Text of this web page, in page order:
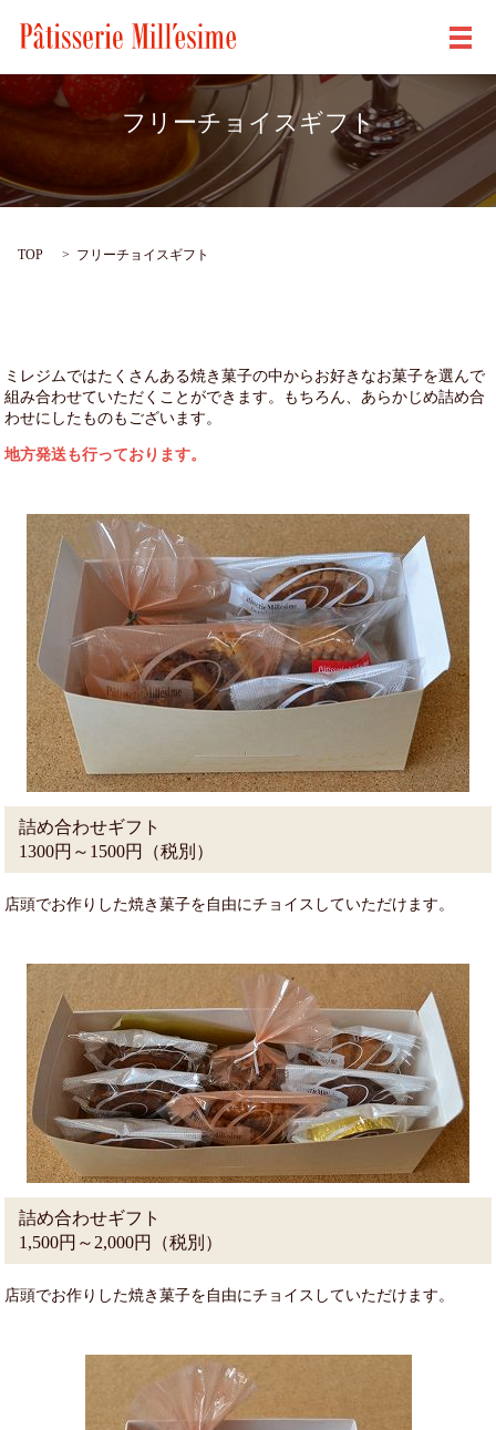
メ
フリーチョイスギフト
TOP フリーチョイスギフト
ミレジムではたくさんある焼き菓子の中からお好きなお菓子を選んで
組み合わせていただくことができます。もちろん、あらかじめ詰め合
わせにしたものもございます。
地方発送も行っております。
詰め合わせギフト
1300円～1500円（税別）
店頭でお作りした焼き菓子を自由にチョイスしていただけます。
詰め合わせギフト
1,500円～2,000円（税別）
店頭でお作りした焼き菓子を自由にチョイスしていただけます。